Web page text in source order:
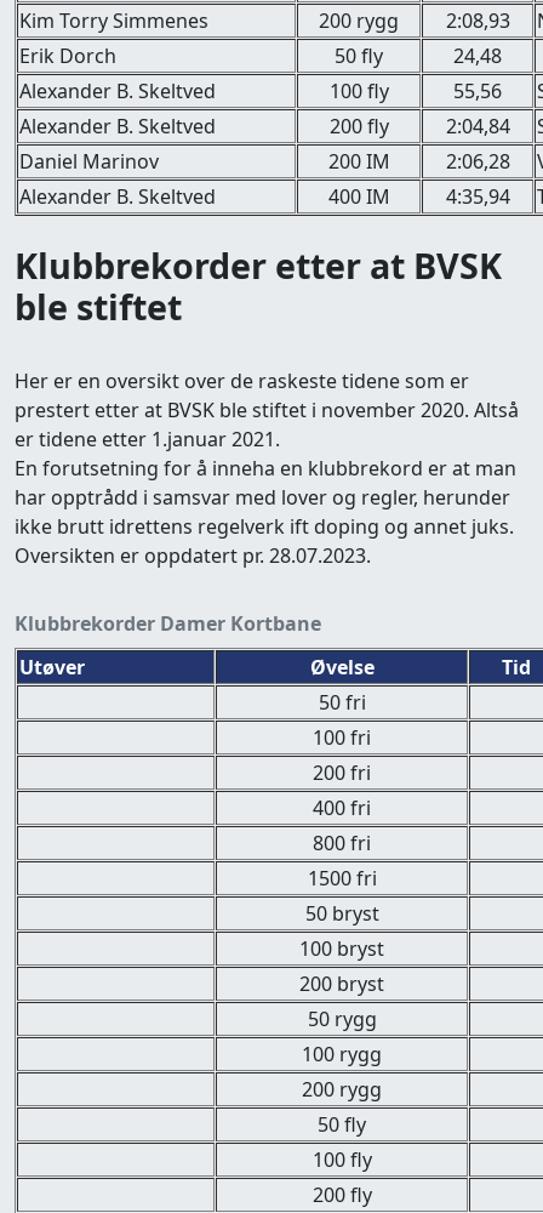
Kim Torry Simmenes 200 rygg 2:08,93
Erik Dorch
50 fly
24,48
Alexander B. Skeltved
100 fly 55,56
Alexander B. Skeltved
200 fly 2:04,84
Daniel Marinov
200 IM 2:06,28
Alexander B. Skeltved
400 IM 4:35,94
Klubbrekorder etter at BVSK
ble stiftet
Her er en oversikt over de raskeste tidene som er
prestert etter at BVSK ble stiftet i november 2020. Altså
er tidene etter 1.januar 2021.
En forutsetning for å inneha en klubbrekord er at man
har opptrådd i samsvar med lover og regler, herunder
ikke brutt idrettens regelverk ift doping og annet juks.
Oversikten er oppdatert pr. 28.07.2023.
Klubbrekorder Damer Kortbane
Utøver
Øvelse
Tid
50 fri
100 fri
200 fri
400 fri
800 fri
1500 fri
50 bryst
100 bryst
200 bryst
50 rygg
100 rygg
200 rygg
50 fly
100 fly
200 fly